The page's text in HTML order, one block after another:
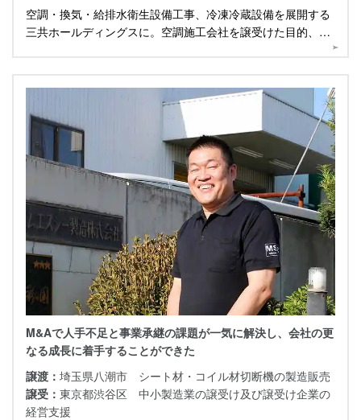
空調・換気・給排水衛生設備工事、冷凍冷蔵設備を展開する
三共ホールディングスに。空調施工会社を譲受けた目的、企
M&Aで人手不足と事業承継の課題が一気に解決し、会社の更
なる成長に着手することができた
譲渡： 埼玉県八潮市 シート材・コイル材切断機の製造販売
譲受： 東京都渋谷区 中小製造業の譲受け及び譲受け企業の
経営支援